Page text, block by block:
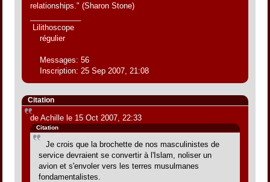
relationships." (Sharon Stone)
Lilithoscope
régulier
Messages: 56
Inscription: 25 Sep 2007, 21:08
Citation
de Achille le 15 Oct 2007, 22:33
Citation
Je crois que la brochette de nos masculinistes de
service devraient se convertir à l'Islam, noliser un
avion et s'envoler vers les terres musulmanes
fondamentalistes.